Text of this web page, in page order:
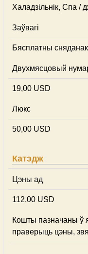
Халадзільнік, Спа /
Заўвагі
Бясплатны сняданак
Двухмясцовый
19,00 USD
Люкс
50,00 USD
Катэдж
Цэны ад
112,00 USD
Кошты пазначаны ў
праверыць цэны,